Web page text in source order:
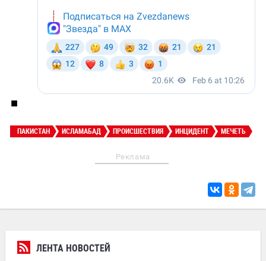
ЛЕНТА НОВОСТЕЙ
■
ПАКИСТАН ИСЛАМАБАД ПРОИСШЕСТВИЯ ИНЦИДЕНТ МЕЧЕТЬ
Реклама